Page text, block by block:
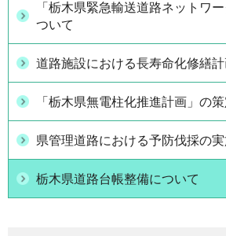
「栃木県緊急輸送道路ネットワ
ついて
道路施設における長寿命化修繕
「栃木県無電柱化推進計画」の
県管理道路における予防伐採の
栃木県道路台帳整備について